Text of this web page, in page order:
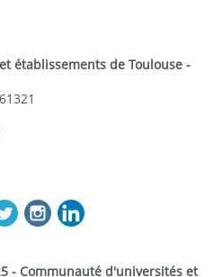
établissements de Toulouse -
- Communauté d'universités et